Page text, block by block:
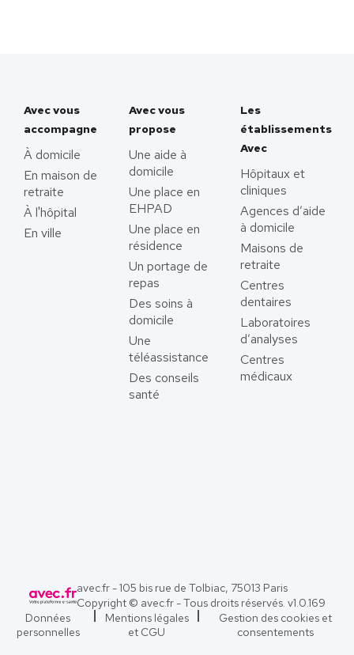
Avec vous
accompagne
À domicile
En maison de
retraite
À l'hôpital
En ville
Avec vous
propose
Une aide à
domicile
Une place en
EHPAD
Une place en
résidence
Un portage de
repas
Des soins à
domicile
Une
téléassistance
Des conseils
santé
Les
établissements
Avec
Hôpitaux et
cliniques
Agences d’aide
à domicile
Maisons de
retraite
Centres
dentaires
Laboratoires
d’analyses
Centres
médicaux
avec.fr - 105 bis rue de Tolbiac, 75013 Paris
Copyright © avec.fr - Tous droits réservés. v1.0.169
Données
personnelles
Mentions légales
et CGU
Gestion des cookies et
consentements